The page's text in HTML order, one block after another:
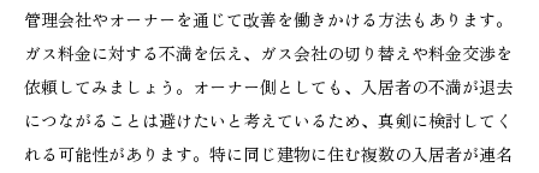
管理会社やオーナーを通じて改善を働きかける方法もあります。
ガス料金に対する不満を伝え、ガス会社の切り替えや料金交渉を
依頼してみましょう。オーナー側としても、入居者の不満が退去
につながることは避けたいと考えているため、真剣に検討してく
れる可能性があります。特に同じ建物に住む複数の入居者が連名